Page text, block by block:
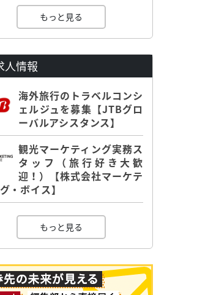
もっと見る
人情報
海外旅行のトラベルコンシ
ェルジュを募集【JTBグロ
ーバルアシスタンス】
観光マーケティング実務ス
タッフ（旅行好き大歓
迎！）【株式会社マーケテ
・ボイス】
もっと見る